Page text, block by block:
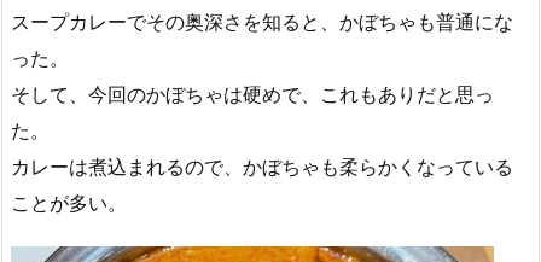
スープカレーでその奥深さを知ると、かぼちゃも普通にな
った。
そして、今回のかぼちゃは硬めで、これもありだと思っ
た。
カレーは煮込まれるので、かぼちゃも柔らかくなっている
ことが多い。